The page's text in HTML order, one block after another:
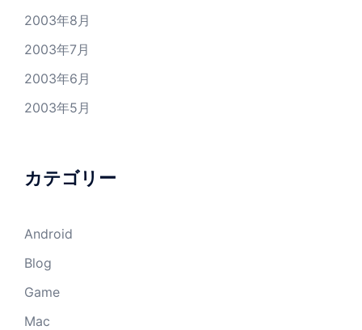
2003年8月
2003年7月
2003年6月
2003年5月
カテゴリー
Android
Blog
Game
Mac